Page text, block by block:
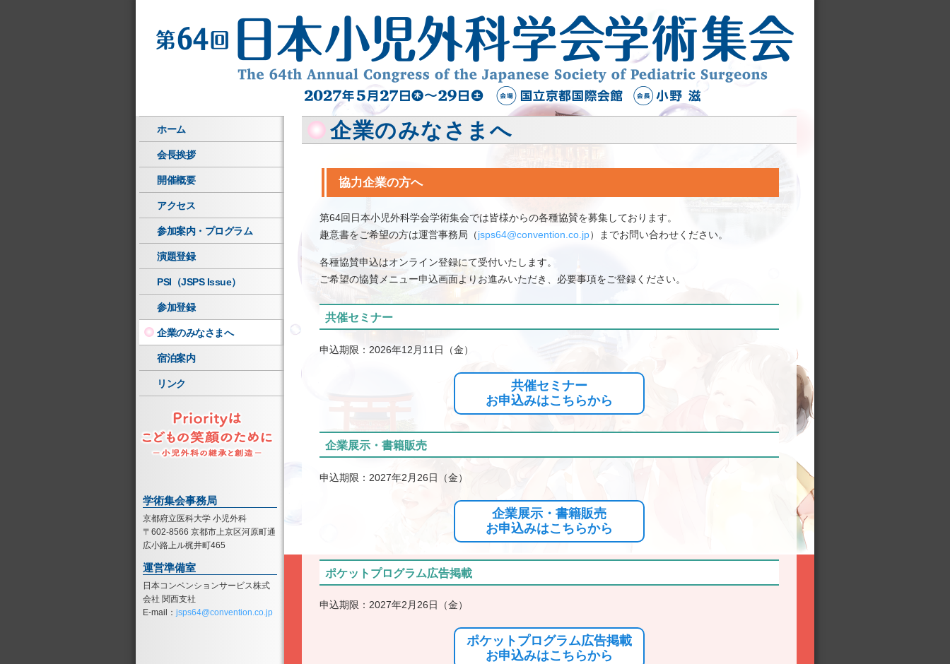
ホーム
会長挨拶
開催概要
アクセス
参加案内・プログラム
演題登録
PSI（JSPS Issue）
参加登録
企業のみなさまへ
宿泊案内
リンク
学術集会事務局
京都府立医科大学 小児外科
〒602-8566 京都市上京区河原町通
広小路上ル梶井町465
運営準備室
日本コンベンションサービス株式
会社 関西支社
E-mail： jsps64@convention.co.jp
企業のみなさまへ
協力企業の方へ
第64回日本小児外科学会学術集会では皆様からの各種協賛を募集しております。
趣意書をご希望の方は運営事務局（jsps64@convention.co.jp）までお問い合わせください。
各種協賛申込はオンライン登録にて受付いたします。
ご希望の協賛メニュー申込画面よりお進みいただき、必要事項をご登録ください。
共催セミナー
申込期限：2026年12月11日（金）
共催セミナー
お申込みはこちらから
企業展示・書籍販売
申込期限：2027年2月26日（金）
企業展示・書籍販売
お申込みはこちらから
ポケットプログラム広告掲載
申込期限：2027年2月26日（金）
ポケットプログラム広告掲載
お申込みはこちらから